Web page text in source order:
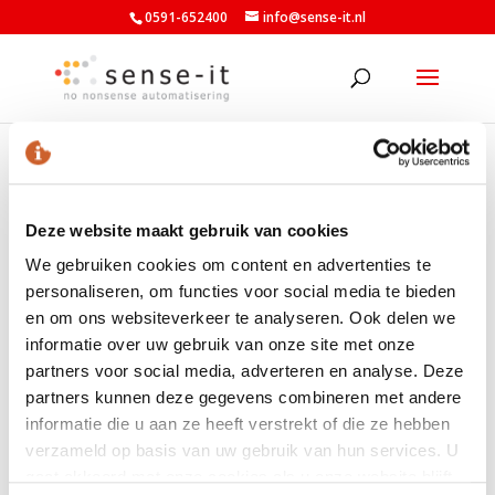
Deze website maakt gebruik van cookies
We gebruiken cookies om content en advertenties te
personaliseren, om functies voor social media te bieden
en om ons websiteverkeer te analyseren. Ook delen we
informatie over uw gebruik van onze site met onze
partners voor social media, adverteren en analyse. Deze
partners kunnen deze gegevens combineren met andere
informatie die u aan ze heeft verstrekt of die ze hebben
verzameld op basis van uw gebruik van hun services. U
0591-652400 info@sense-it.nl
LAATSTE NIEUWS
Nieuwe minimumuurlonen per 1 juli beschikbaar in
Exact
Nieuw banknummer belastingdienst per 1 mei 2026
Elektronische aangiften vanaf 1 april 2026 per
vernieuwde Digipoort